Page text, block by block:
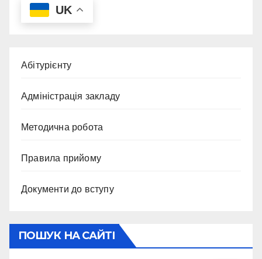
UK
Абітурієнту
Адміністрація закладу
Методична робота
Правила прийому
Документи до вступу
ПОШУК НА САЙТІ